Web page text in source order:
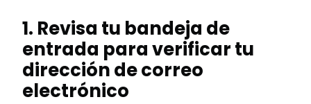
1. Revisa tu bandeja de
entrada para verificar tu
dirección de correo
electrónico